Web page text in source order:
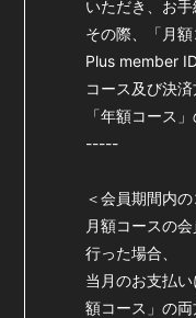
いただき、お手
その際、「月
Plus member
コース及び決
「年額コース
-----
＜会員期間内
月額コースの
行った場合、
当月のお支払
額コース」の両